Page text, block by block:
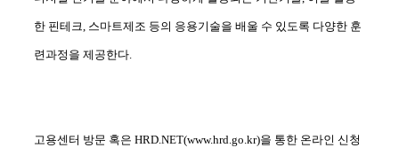
한 핀테크, 스마트제조 등의 응용기술을 배울 수 있도록 다양한 훈
련과정을 제공한다.
고용센터 방문 혹은 HRD.NET(www.hrd.go.kr)을 통한 온라인 신청